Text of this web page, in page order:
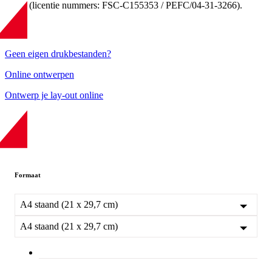
(licentie nummers: FSC-C155353 / PEFC/04-31-3266).
Geen eigen drukbestanden?
Online ontwerpen
Ontwerp je lay-out online
Formaat
A4 staand (21 x 29,7 cm)
A4 staand (21 x 29,7 cm)